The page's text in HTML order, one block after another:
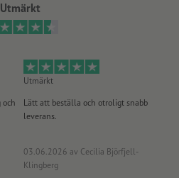
Utmärkt
Utmärkt
Lätt att beställa och otroligt snabb
leverans.
03.06.2026 av Cecilia Björfjell-
Klingberg